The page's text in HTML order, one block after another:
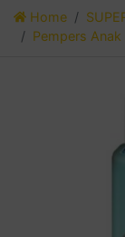
Home
Pempers Anak